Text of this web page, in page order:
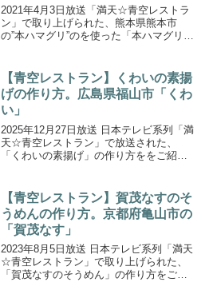
2021年4月3日放送「満天☆青空レストラ
ン」で取り上げられた、熊本県熊本市
の”本ハマグリ”のを使った「本ハマグリの
される国産ハマグリです。本ハマグリは
絶滅危惧Ⅱ類に...
【青空レストラン】くわいの素揚
げの作り方。広島県福山市「くわ
い」
2025年12月27日放送 日本テレビ系列「満
天☆青空レストラン」で放送された、
「くわいの素揚げ」の作り方ををご紹介
ばれる、おせちに入っている、おめでた
い食材。くわいのフ...
【青空レストラン】賀茂なすのそ
うめんの作り方。京都府亀山市の
「賀茂なす」
2023年8月5日放送 日本テレビ系列「満天
☆青空レストラン」で取り上げられた、
「賀茂なすのそうめん」の作り方をご紹